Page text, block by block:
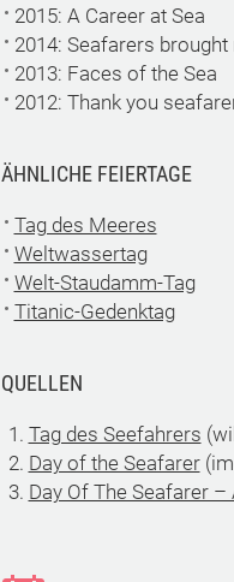
2015: A Career at Sea
2014: Seafarers
2013: Faces of the Sea
2012: Thank you
ÄHNLICHE FEIERTAGE
Tag des Meeres
Weltwassertag
Welt-Staudamm-Tag
Titanic-Gedenktag
QUELLEN
Tag des Seefahrers
Day of the Seafarer
Day Of The Seafarer –